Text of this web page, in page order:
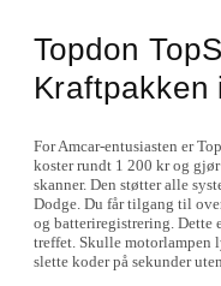
Topdon
Kraftpakken
For Amcar-entusiasten er
koster rundt 1 200 kr og
skanner. Den støtter alle
Dodge. Du får tilgang til
og batteriregistrering. Dette
treffet. Skulle motorlampen
slette koder på sekunder